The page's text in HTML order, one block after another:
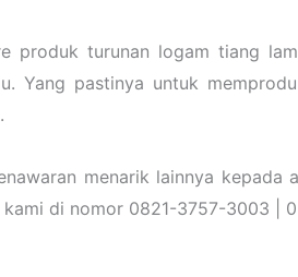
produk turunan logam tiang
Yang pastinya untuk
menarik lainnya
kami di nomor 0821-3757-3003 |